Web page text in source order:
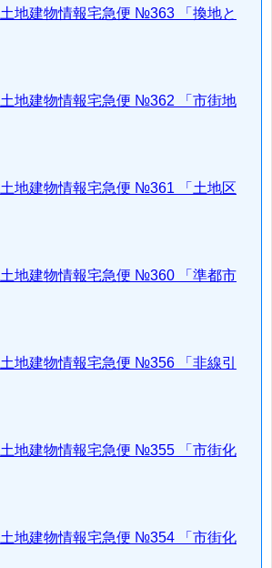
土地建物情報宅急便 №363 「換地と
土地建物情報宅急便 №362 「市街地
土地建物情報宅急便 №361 「土地区
土地建物情報宅急便 №360 「準都市
土地建物情報宅急便 №356 「非線引
土地建物情報宅急便 №355 「市街化
土地建物情報宅急便 №354 「市街化